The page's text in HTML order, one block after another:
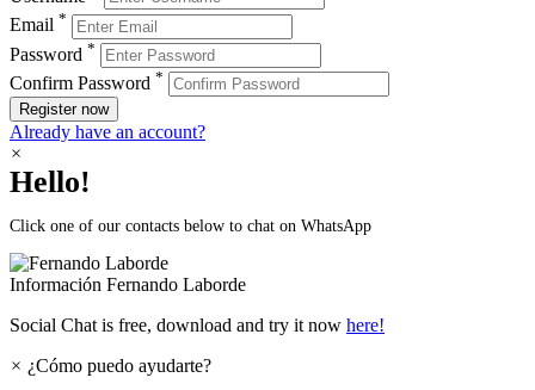
Email *
Password *
Confirm Password *
Register now
Already have an account?
×
Hello!
Click one of our contacts below to chat on WhatsApp
Información Fernando Laborde
Social Chat is free, download and try it now here!
× ¿Cómo puedo ayudarte?